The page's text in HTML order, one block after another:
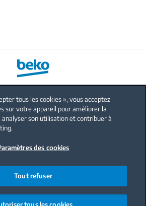
FAQ
données personnelles
Mentions légales
Nous contacter
Code de conduite
tous les cookies », vous acceptez
sur votre appareil pour améliorer la
son utilisation et contribuer à
des cookies
Tout refuser